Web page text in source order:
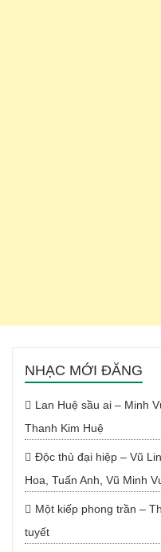
NHẠC MỚI ĐĂNG
Lan Huệ sầu ai – Minh
Thanh Kim Huệ
Độc thủ đại hiệp – Vũ
Hoa, Tuấn Anh, Vũ Minh
Một kiếp phong trần –
tuyết